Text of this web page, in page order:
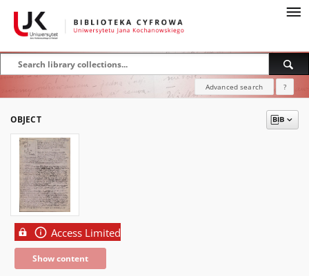
Advanced search ?
OBJECT
Access Limited
Show content